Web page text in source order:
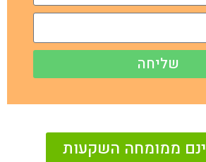
שליחה
ממומחה השקעות